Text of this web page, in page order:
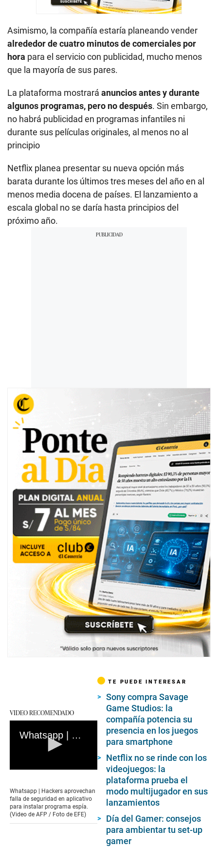
Asimismo, la compañía estaría planeando vender
alrededor de cuatro minutos de comerciales por
hora para el servicio con publicidad, mucho menos
que la mayoría de sus pares.
La plataforma mostrará anuncios antes y durante
algunos programas, pero no después. Sin embargo,
no habrá publicidad en programas infantiles ni
durante sus películas originales, al menos no al
principio
Netflix planea presentar su nueva opción más
barata durante los últimos tres meses del año en al
menos media docena de países. El lanzamiento a
escala global no se daría hasta principios del
próximo año.
VIDEO RECOMENDADO
Whatsapp | Hackers aprovechan falla de seguridad en aplicativo para instalar programa espía
of
1
minute,
10
seconds
Whatsapp | Hackers aprovechan
falla de seguridad en aplicativo
para instalar programa espía.
(Video de AFP / Foto de EFE)
TE PUEDE INTERESAR
Sony compra Savage
Game Studios: la
compañía potencia su
presencia en los juegos
para smartphone
Netflix no se rinde con los
videojuegos: la
plataforma prueba el
modo multijugador en sus
lanzamientos
Día del Gamer: consejos
para ambientar tu set-up
gamer